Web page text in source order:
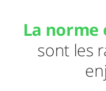
La norme
sont les